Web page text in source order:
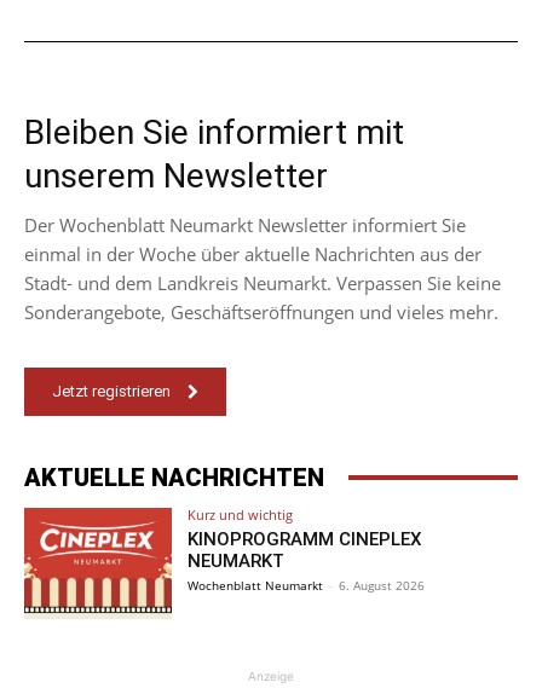
Bleiben Sie informiert mit
unserem Newsletter
Der Wochenblatt Neumarkt Newsletter informiert Sie
einmal in der Woche über aktuelle Nachrichten aus der
Stadt- und dem Landkreis Neumarkt. Verpassen Sie keine
Sonderangebote, Geschäftseröffnungen und vieles mehr.
Jetzt registrieren
AKTUELLE NACHRICHTEN
Kurz und wichtig
KINOPROGRAMM CINEPLEX
NEUMARKT
Wochenblatt Neumarkt - 6. August 2026
Anzeige